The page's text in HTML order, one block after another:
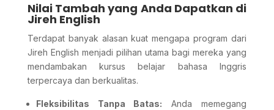
Nilai Tambah yang Anda Dapatkan di
Jireh English
Terdapat banyak alasan kuat mengapa program dari
Jireh English menjadi pilihan utama bagi mereka yang
mendambakan kursus belajar bahasa Inggris
terpercaya dan berkualitas.
Fleksibilitas Tanpa Batas: Anda memegang